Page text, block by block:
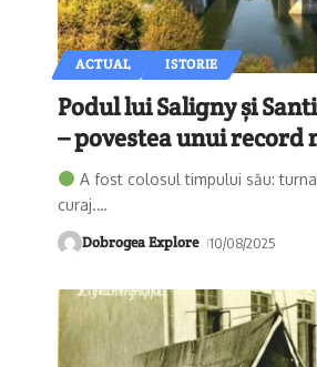
ACTUAL ISTORIE
Podul lui Saligny și
– povestea unui record
A fost colosul timpului său:
curaj.…
Dobrogea Explore 10/08/2025